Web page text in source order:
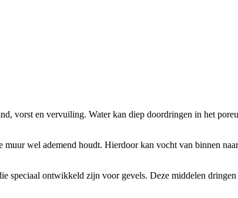
vorst en vervuiling. Water kan diep doordringen in het
wel ademend houdt. Hierdoor kan vocht van binnen
ontwikkeld zijn voor gevels. Deze middelen